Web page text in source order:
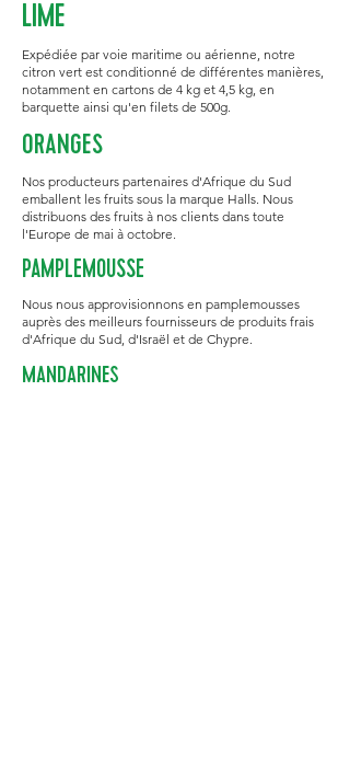
LIME
Expédiée par voie maritime ou aérienne, notre
citron vert est conditionné de différentes manières,
notamment en cartons de 4 kg et 4,5 kg, en
barquette ainsi qu'en filets de 500g.
ORANGES
Nos producteurs partenaires d'Afrique du Sud
emballent les fruits sous la marque Halls. Nous
distribuons des fruits à nos clients dans toute
l'Europe de mai à octobre.
PAMPLEMOUSSE
Nous nous approvisionnons en pamplemousses
auprès des meilleurs fournisseurs de produits frais
d'Afrique du Sud, d'Israël et de Chypre.
MANDARINES